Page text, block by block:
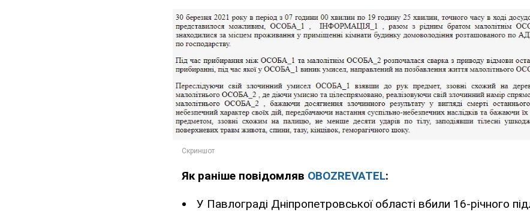
Як раніше повідомляв OBOZREVATEL:
У Павлограді Дніпропетровської області вбили 16-річного